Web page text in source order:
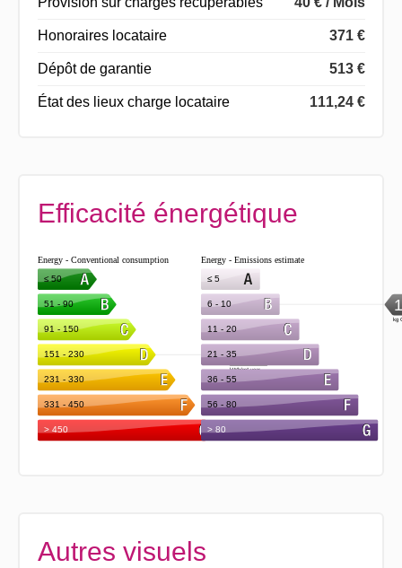
Honoraires locataire 371 €
Dépôt de garantie 513 €
État des lieux charge locataire 111,24 €
Efficacité énergétique
Autres visuels